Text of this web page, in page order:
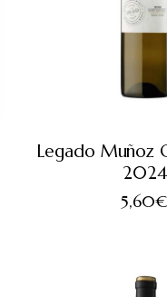
Legado Muñoz
2024
5,60